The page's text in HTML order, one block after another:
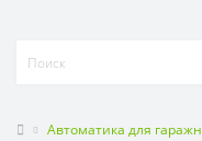
Автоматика для